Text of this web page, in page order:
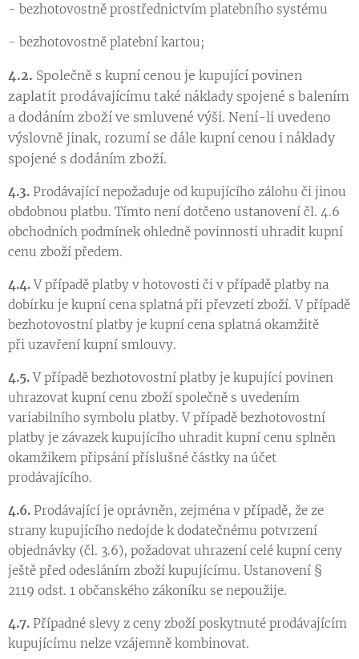
- bezhotovostně prostřednictvím platebního systému
- bezhotovostně platební kartou;
4.2. Společně s kupní cenou je kupující povinen
zaplatit prodávajícímu také náklady spojené s balením
a dodáním zboží ve smluvené výši. Není-li uvedeno
výslovně jinak, rozumí se dále kupní cenou i náklady
spojené s dodáním zboží.
4.3. Prodávající nepožaduje od kupujícího zálohu či jinou
obdobnou platbu. Tímto není dotčeno ustanovení čl. 4.6
obchodních podmínek ohledně povinnosti uhradit kupní
cenu zboží předem.
4.4.V případě platby v hotovosti či v případě platby na
dobírku je kupní cena splatná při převzetí zboží. V případě
bezhotovostní platby je kupní cena splatná okamžitě
při uzavření kupní smlouvy.
4.5.V případě bezhotovostní platby je kupující povinen
uhrazovat kupní cenu zboží společně s uvedením
variabilního symbolu platby. V případě bezhotovostní
platby je závazek kupujícího uhradit kupní cenu splněn
okamžikem připsání příslušné částky na účet
prodávajícího.
4.6. Prodávající je oprávněn, zejména v případě, že ze
strany kupujícího nedojde k dodatečnému potvrzení
objednávky (čl. 3.6), požadovat uhrazení celé kupní ceny
ještě před odesláním zboží kupujícímu. Ustanovení §
2119 odst. 1 občanského zákoníku se nepoužije.
4.7. Případné slevy z ceny zboží poskytnuté prodávajícím
kupujícímu nelze vzájemně kombinovat.